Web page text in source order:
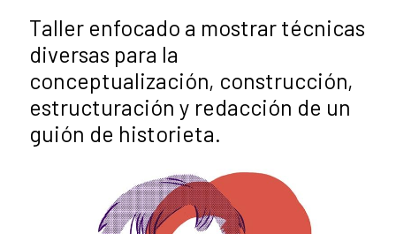
Taller enfocado a mostrar técnicas
diversas para la
conceptualización, construcción,
estructuración y redacción de un
guión de historieta.